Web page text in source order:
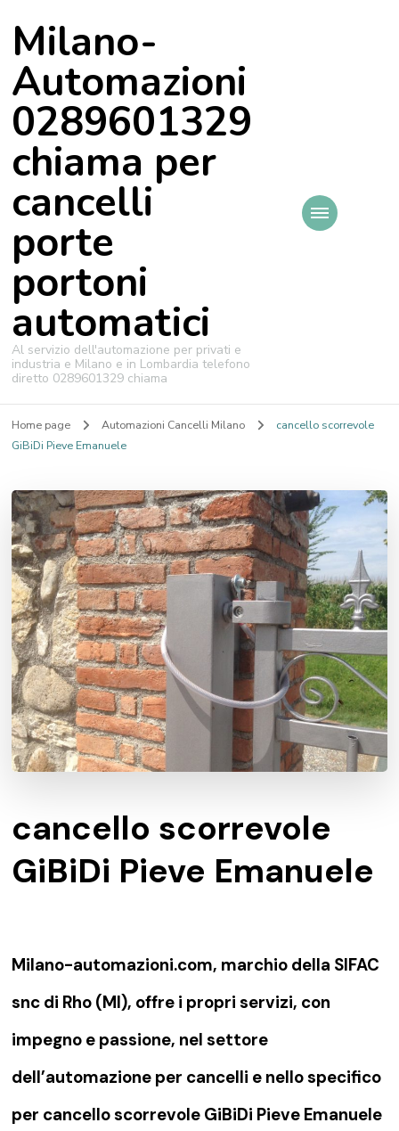
Milano-
Automazioni
0289601329
chiama per
cancelli
porte
portoni
automatici
Al servizio dell'automazione per privati e
industria e Milano e in Lombardia telefono
diretto 0289601329 chiama
Home page Automazioni Cancelli Milano
cancello scorrevole
GiBiDi Pieve Emanuele
cancello scorrevole
GiBiDi Pieve Emanuele
Milano-automazioni.com, marchio della SIFAC
snc di Rho (MI), offre i propri servizi, con
impegno e passione, nel settore
dell’automazione per cancelli e nello specifico
per cancello scorrevole GiBiDi Pieve Emanuele